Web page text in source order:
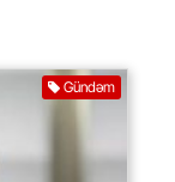
Gündəm